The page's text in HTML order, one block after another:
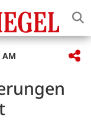
AM